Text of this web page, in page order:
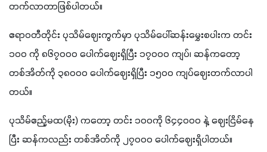
တက်လာတာဖြစ်ပါတယ်။
ဧရာဝတီတိုင်း ပုသိမ်ဈေးကွက်မှာ ပုသိမ်ပေါ်ဆန်းမွှေးစပါးက တင်း
၁၀၀ ကို ၈၆၇၀၀၀ ပေါက်ဈေးရှိပြီး ၁၇၀၀၀ ကျပ်၊ ဆန်ကတော့
တစ်အိတ်ကို ၃၈၀၀၀ ပေါက်ဈေးရှိပြီး ၁၅၀၀ ကျပ်ဈေးတက်လာပါ
တယ်။
ပုသိမ်ဧည့်မထ(မိုး) ကတော့ တင်း ၁၀၀ကို ၆၄၄၀၀၀ နဲ့ ဈေးငြိမ်နေ
ပြီး ဆန်ကလည်း တစ်အိတ်ကို ၂၇၀၀၀ ပေါက်ဈေးရှိပါတယ်။